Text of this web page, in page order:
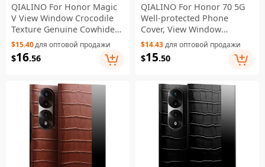
QIALINO For Honor Magic
V View Window Crocodile
Texture Genuine Cowhide
Leather Stand Case Phone
Shell with Auto Wake/Sleep
- Brown
$15.40для оптовой продажи
$16.56
QIALINO For Honor 70 5G
Well-protected Phone
Cover, View Window
Crocodile Texture Genuine
Leather Folio Flip Auto
Wake/Sleep Case - Brown
$14.43для оптовой продажи
$15.50